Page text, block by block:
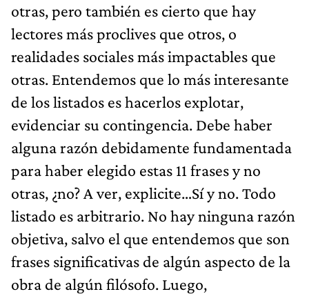
otras, pero también es cierto que hay
lectores más proclives que otros, o
realidades sociales más impactables que
otras. Entendemos que lo más interesante
de los listados es hacerlos explotar,
evidenciar su contingencia. Debe haber
alguna razón debidamente fundamentada
para haber elegido estas 11 frases y no
otras, ¿no? A ver, explicite…Sí y no. Todo
listado es arbitrario. No hay ninguna razón
objetiva, salvo el que entendemos que son
frases significativas de algún aspecto de la
obra de algún filósofo. Luego,